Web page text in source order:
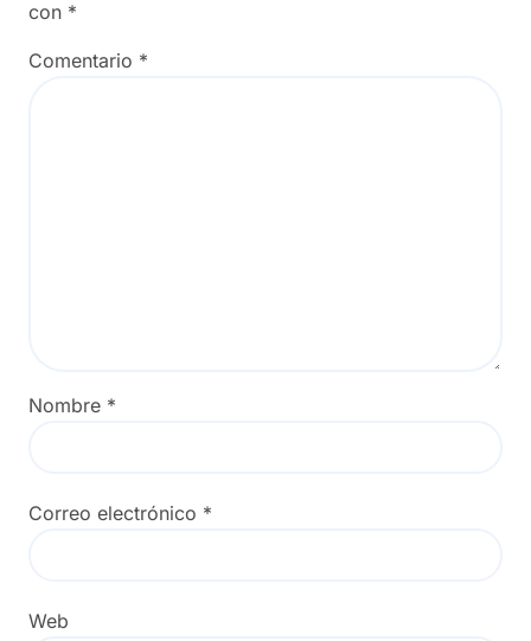
con *
Comentario *
Nombre *
Correo electrónico *
Web